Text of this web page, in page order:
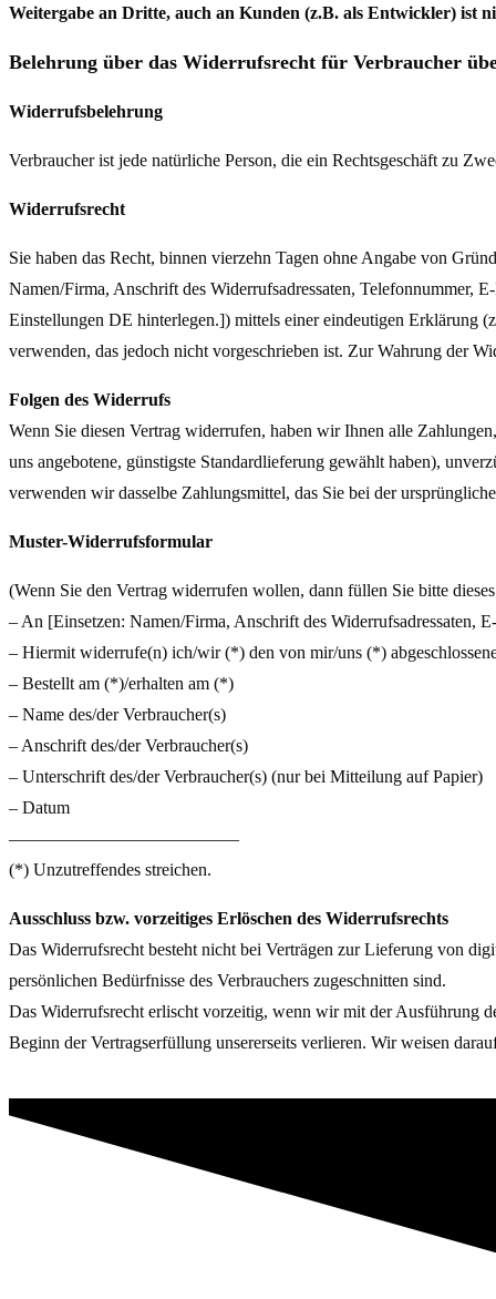
Weitergabe an Dritte, auch an Kunden (z.B. als Entwickler) ist
Belehrung über das Widerrufsrecht für Verbraucher
Widerrufsbelehrung
Verbraucher ist jede natürliche Person, die ein Rechtsgeschäft zu
Widerrufsrecht
Sie haben das Recht, binnen vierzehn Tagen ohne Angabe von
Namen/Firma, Anschrift des Widerrufsadressaten, Telefonnummer,
Einstellungen DE hinterlegen.]) mittels einer eindeutigen Erklärung
verwenden, das jedoch nicht vorgeschrieben ist. Zur Wahrung der
Folgen des Widerrufs
Wenn Sie diesen Vertrag widerrufen, haben wir Ihnen alle
uns angebotene, günstigste Standardlieferung gewählt haben),
verwenden wir dasselbe Zahlungsmittel, das Sie bei der
Muster-Widerrufsformular
(Wenn Sie den Vertrag widerrufen wollen, dann füllen Sie bitte
– An [Einsetzen: Namen/Firma, Anschrift des Widerrufsadressaten,
– Hiermit widerrufe(n) ich/wir (*) den von mir/uns (*)
– Bestellt am (*)/erhalten am (*)
– Name des/der Verbraucher(s)
– Anschrift des/der Verbraucher(s)
– Unterschrift des/der Verbraucher(s) (nur bei Mitteilung auf Papier)
– Datum
—————————————
(*) Unzutreffendes streichen.
Ausschluss bzw. vorzeitiges Erlöschen des Widerrufsrechts
Das Widerrufsrecht besteht nicht bei Verträgen zur Lieferung von
persönlichen Bedürfnisse des Verbrauchers zugeschnitten sind.
Das Widerrufsrecht erlischt vorzeitig, wenn wir mit der Ausführung
Beginn der Vertragserfüllung unsererseits verlieren. Wir weisen